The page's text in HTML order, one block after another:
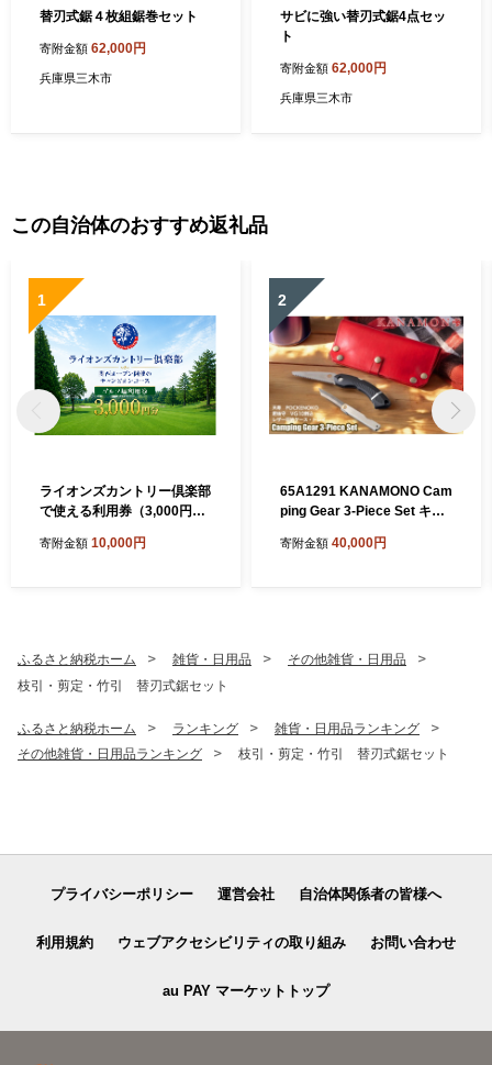
替刃式鋸４枚組鋸巻セット
寄附金額 62,000円
兵庫県三木市
サビに強い替刃式鋸4点セッ
ト
寄附金額 62,000円
兵庫県三木市
この自治体のおすすめ返礼品
1
ライオンズカントリー倶楽部
で使える利用券（3,000円
寄附金額 10,000円
2
65A1291 KANAMONO Cam
ping Gear 3-Piece Set キャ
RANGE[髙島屋選定品］
寄附金額 40,000円
ふるさと納税ホーム 雑貨・日用品
その他雑貨・日用品
枝引・剪定・竹引 替刃式鋸セット
ふるさと納税ホーム ランキング
雑貨・日用品ランキング
その他雑貨・日用品ランキング
枝引・剪定・竹引 替刃式鋸セット
プライバシーポリシー 運営会社 自治体関係者の皆様へ
利用規約 ウェブアクセシビリティの取り組み お問い合わせ
au PAY マーケットトップ